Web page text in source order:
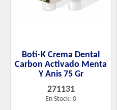
Boti-K Crema Dental
Carbon Activado Menta
Y Anis 75 Gr
271131
En Stock: 0